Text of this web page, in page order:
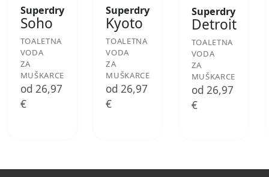
Superdry
Soho
TOALETNA
VODA
ZA
MUŠKARCE
od 26,97
€
Superdry
Kyoto
TOALETNA
VODA
ZA
MUŠKARCE
od 26,97
€
Superdry
Detroit
TOALETNA
VODA
ZA
MUŠKARCE
od 26,97
€